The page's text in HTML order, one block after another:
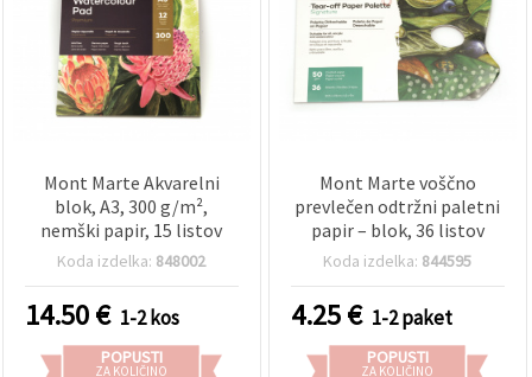
Mont Marte Akvarelni
blok, A3, 300 g/m²,
nemški papir, 15 listov
Koda izdelka: 848002
14.50€ 1-2 kos
POPUSTI
ZA KOLIČINO
Mont Marte voščno
prevlečen odtržni paletni
papir – blok, 36 listov
Koda izdelka: 844595
4.25€ 1-2 paket
POPUSTI
ZA KOLIČINO